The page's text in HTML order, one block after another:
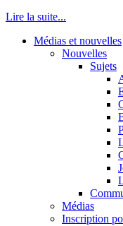
Lire la suite...
Médias et nouvelles
Nouvelles
Sujets
Médias
Inscription